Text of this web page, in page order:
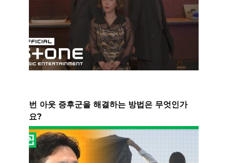
번 아웃 증후군을 해결하는 방법은 무엇인가
요?